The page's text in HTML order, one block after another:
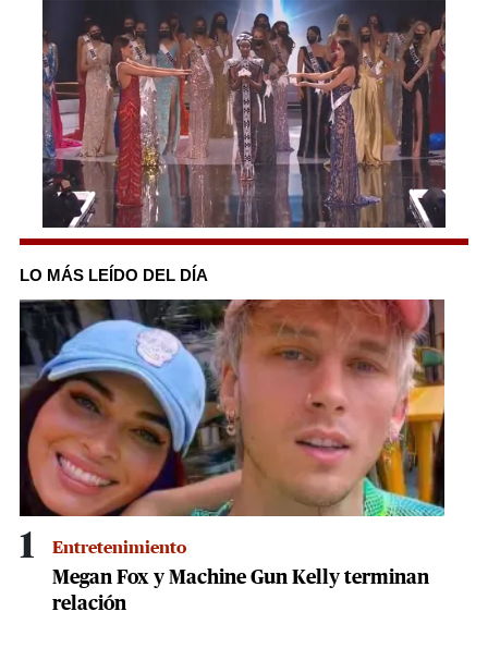
0
of
1
minute,
seconds
LO MÁS LEÍDO DEL DÍA
1 Entretenimiento
Megan Fox y Machine Gun Kelly terminan
relación